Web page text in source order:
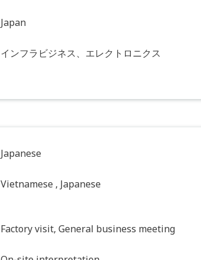
Japan
インフラビジネス、エレクトロニクス
Japanese
Vietnamese , Japanese
Factory visit, General business meeting